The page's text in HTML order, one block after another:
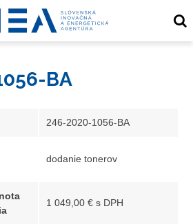
BA
246-2020-1056-BA
dodanie tonerov
1 049,00 € s DPH